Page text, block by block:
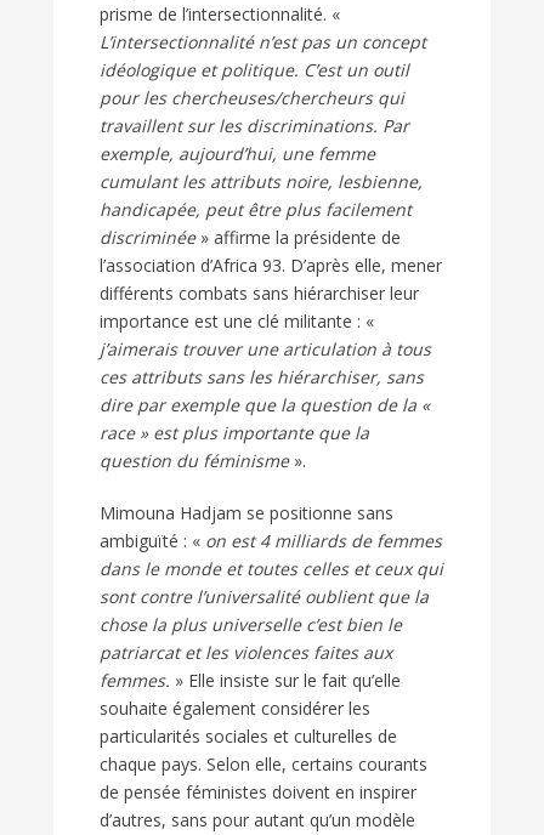
prisme de l’intersectionnalité. «
L’intersectionnalité n’est pas un concept
idéologique et politique. C’est un outil
pour les chercheuses/chercheurs qui
travaillent sur les discriminations. Par
exemple, aujourd’hui, une femme
cumulant les attributs noire, lesbienne,
handicapée, peut être plus facilement
discriminée» affirme la présidente de
l’association d’Africa 93. D’après elle, mener
différents combats sans hiérarchiser leur
importance est une clé militante : «
j’aimerais trouver une articulation à tous
ces attributs sans les hiérarchiser, sans
dire par exemple que la question de la «
race » est plus importante que la
question du féminisme».
Mimouna Hadjam se positionne sans
ambiguïté : « on est 4 milliards de femmes
dans le monde et toutes celles et ceux qui
sont contre l’universalité oublient que la
chose la plus universelle c’est bien le
patriarcat et les violences faites aux
femmes. » Elle insiste sur le fait qu’elle
souhaite également considérer les
particularités sociales et culturelles de
chaque pays. Selon elle, certains courants
de pensée féministes doivent en inspirer
d’autres, sans pour autant qu’un modèle